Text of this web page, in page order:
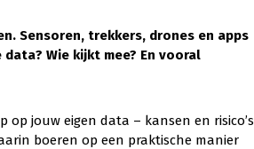
Sensoren, trekkers, drones en apps
Wie kijkt mee? En vooral
op jouw eigen data – kansen en risico’s
boeren op een praktische manier